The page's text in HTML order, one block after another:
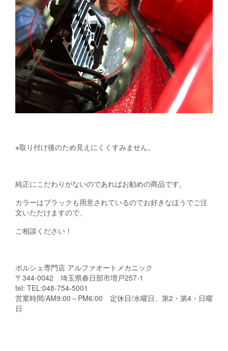
※取り付け後のため見えにくくすみません。
純正にこだわりがないのであればお勧めの商品です。
カラーはブラックも用意されているのでお好きなほうでご注
文いただけますので、
ご相談ください！
ポルシェ専門店 アルファオートメカニック
〒344-0042 埼玉県春日部市増戸257-1
tel: TEL:048-754-5001
営業時間/AM9:00～PM6:00 定休日/水曜日、第2・第4・日曜
日